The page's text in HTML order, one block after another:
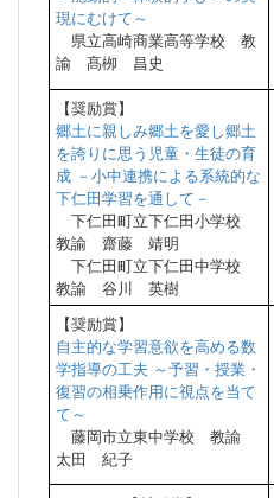
現にむけて～
県立高崎商業高等学校 教
諭 髙栁 昌史
【奨励賞】
郷土に親しみ郷土を愛し郷土
を誇りに思う児童・生徒の育
成 －小中連携による系統的な
下仁田学習を通して－
下仁田町立下仁田小学校
教諭 齋藤 靖明
下仁田町立下仁田中学校
教諭 谷川 英樹
【奨励賞】
自主的な学習意欲を高める数
学指導の工夫 ～予習・授業・
復習の相乗作用に視点を当て
て～
藤岡市立東中学校 教諭
太田 紀子